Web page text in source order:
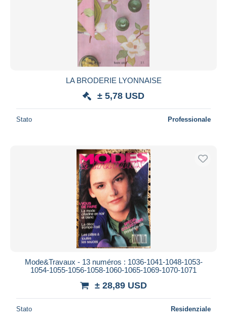
LA BRODERIE LYONNAISE
± 5,78 USD
Stato Professionale
Mode&Travaux - 13 numéros : 1036-1041-1048-1053-
1054-1055-1056-1058-1060-1065-1069-1070-1071
± 28,89 USD
Stato Residenziale